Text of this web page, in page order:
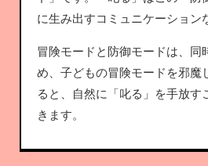
に生み出すコミュニケーション
冒険モードと防御モードは、同
め、子どもの冒険モードを邪魔
ると、自然に「叱る」を手放す
きます。